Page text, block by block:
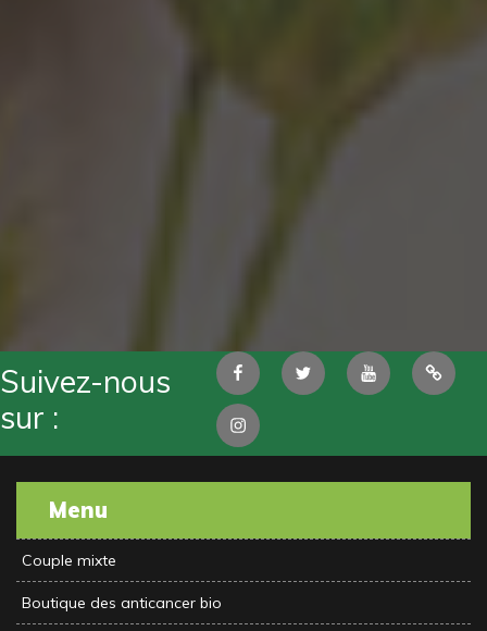
Suivez-nous
sur :
FacebookTwitter Youtube
Instagram
Menu
Couple mixte
Boutique des anticancer bio